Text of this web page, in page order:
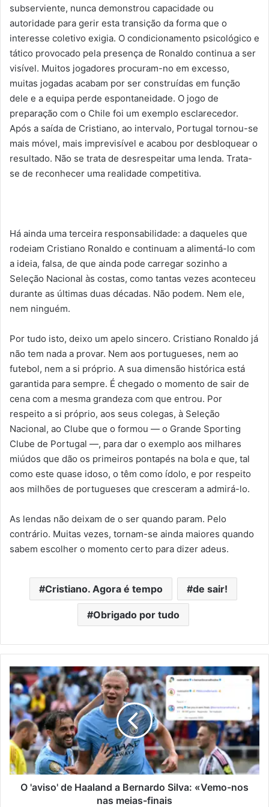
subserviente, nunca demonstrou capacidade ou
autoridade para gerir esta transição da forma que o
interesse coletivo exigia. O condicionamento psicológico e
tático provocado pela presença de Ronaldo continua a ser
visível. Muitos jogadores procuram-no em excesso,
muitas jogadas acabam por ser construídas em função
dele e a equipa perde espontaneidade. O jogo de
preparação com o Chile foi um exemplo esclarecedor.
Após a saída de Cristiano, ao intervalo, Portugal tornou-se
mais móvel, mais imprevisível e acabou por desbloquear o
resultado. Não se trata de desrespeitar uma lenda. Trata-
se de reconhecer uma realidade competitiva.
Há ainda uma terceira responsabilidade: a daqueles que
rodeiam Cristiano Ronaldo e continuam a alimentá-lo com
a ideia, falsa, de que ainda pode carregar sozinho a
Seleção Nacional às costas, como tantas vezes aconteceu
durante as últimas duas décadas. Não podem. Nem ele,
nem ninguém.
Por tudo isto, deixo um apelo sincero. Cristiano Ronaldo já
não tem nada a provar. Nem aos portugueses, nem ao
futebol, nem a si próprio. A sua dimensão histórica está
garantida para sempre. É chegado o momento de sair de
cena com a mesma grandeza com que entrou. Por
respeito a si próprio, aos seus colegas, à Seleção
Nacional, ao Clube que o formou — o Grande Sporting
Clube de Portugal —, para dar o exemplo aos milhares
miúdos que dão os primeiros pontapés na bola e que, tal
como este quase idoso, o têm como ídolo, e por respeito
aos milhões de portugueses que cresceram a admirá-lo.
As lendas não deixam de o ser quando param. Pelo
contrário. Muitas vezes, tornam-se ainda maiores quando
sabem escolher o momento certo para dizer adeus.
Cristiano. Agora é tempo de sair!
Obrigado por tudo
O
'aviso'
de
Haaland
a
Bernardo
Silva:
«Vemo-
nos
nasO 'aviso' de Haaland a Bernardo Silva: «Vemo-nos
nas meias-finais